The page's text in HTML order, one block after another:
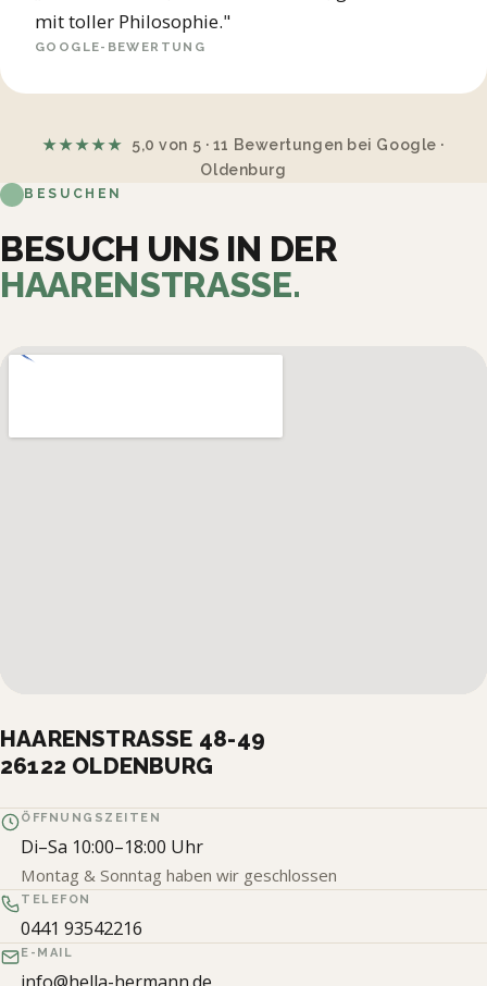
mit toller Philosophie."
GOOGLE-BEWERTUNG
★★★★★
5,0 von 5 · 11 Bewertungen bei Google ·
Oldenburg
BESUCHEN
BESUCH UNS IN DER
HAARENSTRASSE.
HAARENSTRASSE 48-49
26122 OLDENBURG
ÖFFNUNGSZEITEN
Di–Sa 10:00–18:00 Uhr
Montag & Sonntag haben wir geschlossen
TELEFON
0441 93542216
E-MAIL